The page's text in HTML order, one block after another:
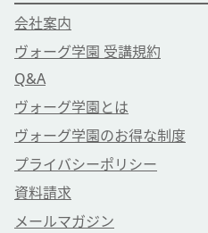
会社案内
ヴォーグ学園 受講規約
Q&A
ヴォーグ学園とは
ヴォーグ学園のお得な制度
プライバシーポリシー
資料請求
メールマガジン